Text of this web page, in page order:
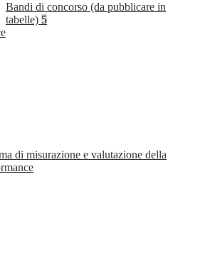
Bandi di concorso (da pubblicare in
tabelle) 5
di misurazione e valutazione della